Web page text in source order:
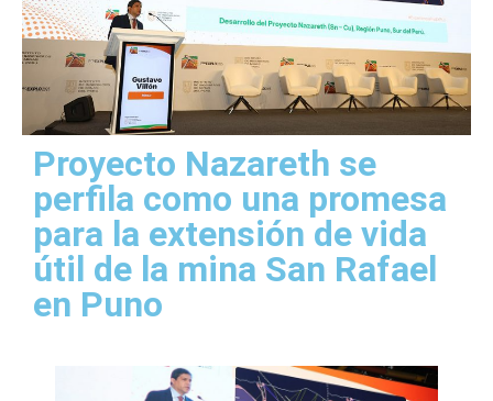
Proyecto Nazareth se
perfila como una promesa
para la extensión de vida
útil de la mina San Rafael
en Puno